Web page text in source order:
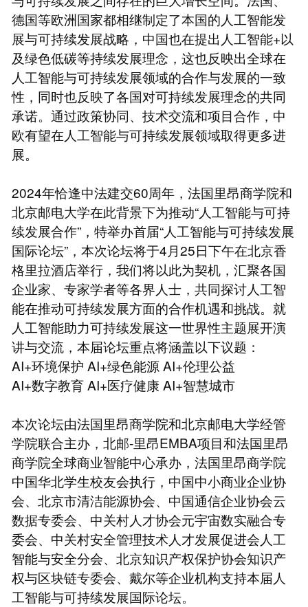
德国等欧洲国家都相继制定了本国的人工智能发
展与可持续发展战略，中国也在提出人工智能+以
及绿色低碳等持续发展理念，这也反映出全球在
人工智能与可持续发展领域的合作与发展的一致
性，同时也反映了各国对可持续发展理念的共同
承诺。通过政策协同、技术交流和项目合作，中
欧有望在人工智能与可持续发展领域取得更多进
展。
2024年恰逢中法建交60周年，法国里昂商学院和
北京邮电大学在此背景下为推动“人工智能与可持
续发展合作”，特举办首届“人工智能与可持续发展
国际论坛”，本次论坛将于4月25日下午在北京香
格里拉酒店举行，我们将以此为契机，汇聚各国
企业家、专家学者等各界人士，共同探讨人工智
能在推动可持续发展方面的合作机遇和挑战。就
人工智能助力可持续发展这一世界性主题展开演
讲与交流，本届论坛重点将涵盖以下议题：
AI+环境保护 AI+绿色能源 AI+伦理公益
AI+数字教育 AI+医疗健康 AI+智慧城市
本次论坛由法国里昂商学院和北京邮电大学经管
学院联合主办，北邮-里昂EMBA项目和法国里昂
商学院全球商业智能中心承办，法国里昂商学院
中国华北学生校友会执行，中国中小商业企业协
会、北京市清洁能源协会、中国通信企业协会云
数据专委会、中关村人才协会元宇宙数实融合专
委会、中关村安全管理技术人才发展促进会人工
智能与安全分会、北京知识产权保护协会知识产
权与区块链专委会、戴尔等企业机构支持本届人
工智能与可持续发展国际论坛。